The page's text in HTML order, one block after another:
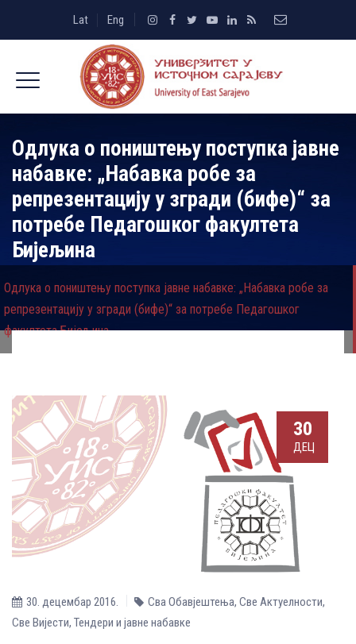
Lat Eng
Одлука о поништењу поступка јавне
набавке: „Набавка робе за
репрезентацију у згради (бифе)“ за
потребе Педагошког факултета
Бијељина
Одлука о поништењу поступка јавне набавке: „Набавка робе за
репрезентацију у згради (бифе)“ за потребе Педагошког
факултета Бијељина
30
ДЕЦ
30. децембар 2016. Сва Обавјештења, Све Aктуелности,
Све Вијести, Тендери и јавне набавке